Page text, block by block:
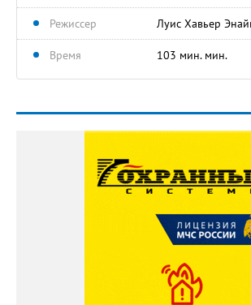
Режиссер Луис Хавьер
Время 103 мин. мин.